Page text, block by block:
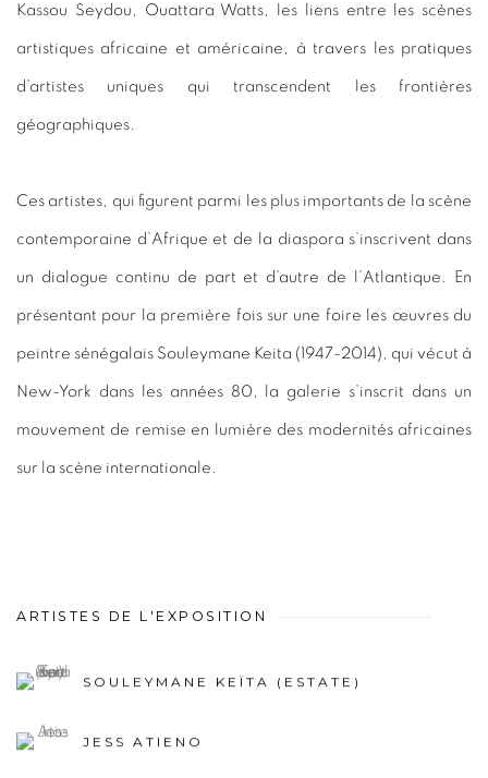
Kassou Seydou, Ouattara Watts, les liens entre les scènes
artistiques africaine et américaine, à travers les pratiques
d’artistes uniques qui transcendent les frontières
géographiques.
Ces artistes, qui figurent parmi les plus importants de la scène
contemporaine d’Afrique et de la diaspora s’inscrivent dans
un dialogue continu de part et d’autre de l’Atlantique. En
présentant pour la première fois sur une foire les œuvres du
peintre sénégalais Souleymane Keita (1947-2014), qui vécut à
New-York dans les années 80, la galerie s’inscrit dans un
mouvement de remise en lumière des modernités africaines
sur la scène internationale.
ARTISTES DE L'EXPOSITION
SOULEYMANE KEÏTA (ESTATE)
JESS ATIENO